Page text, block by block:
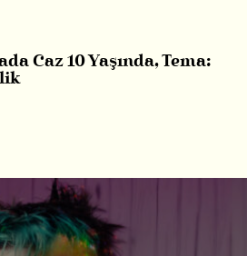
Caz 10 Yaşında, Tema: